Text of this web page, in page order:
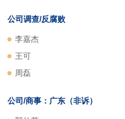
公司调查/反腐败
李嘉杰
王可
周磊
公司/商事：广东（非诉）